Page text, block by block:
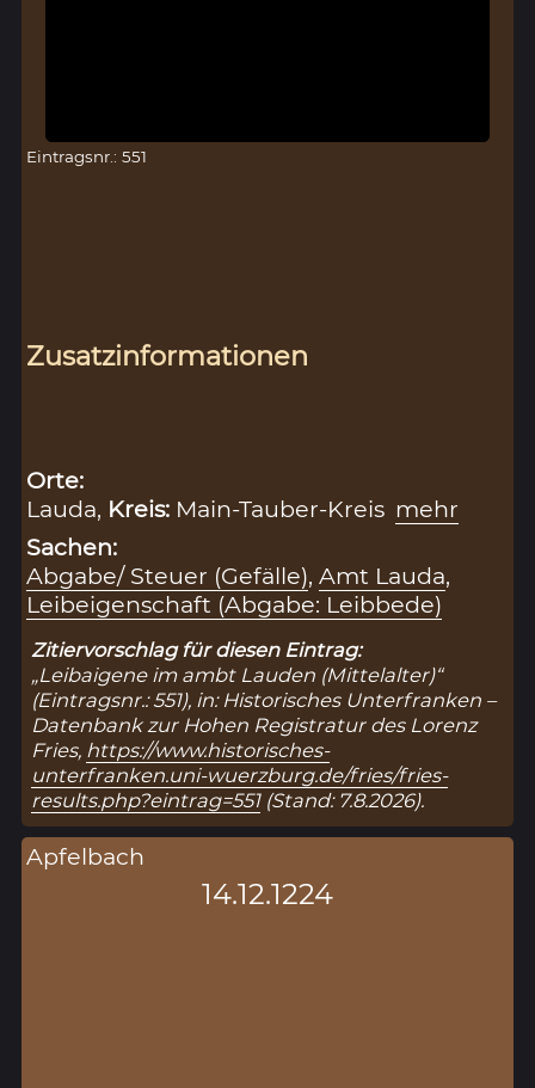
Eintragsnr.: 551
Zusatzinformationen
Orte:
Lauda, Kreis: Main-Tauber-Kreis mehr
Sachen:
Abgabe/ Steuer (Gefälle),Amt Lauda,
Leibeigenschaft (Abgabe: Leibbede)
Zitiervorschlag für diesen Eintrag:
„Leibaigene im ambt Lauden (Mittelalter)“
(Eintragsnr.: 551), in: Historisches Unterfranken –
Datenbank zur Hohen Registratur des Lorenz
Fries, https://www.historisches-
unterfranken.uni-wuerzburg.de/fries/fries-
results.php?eintrag=551(Stand: 7.8.2026).
Apfelbach
14.12.1224